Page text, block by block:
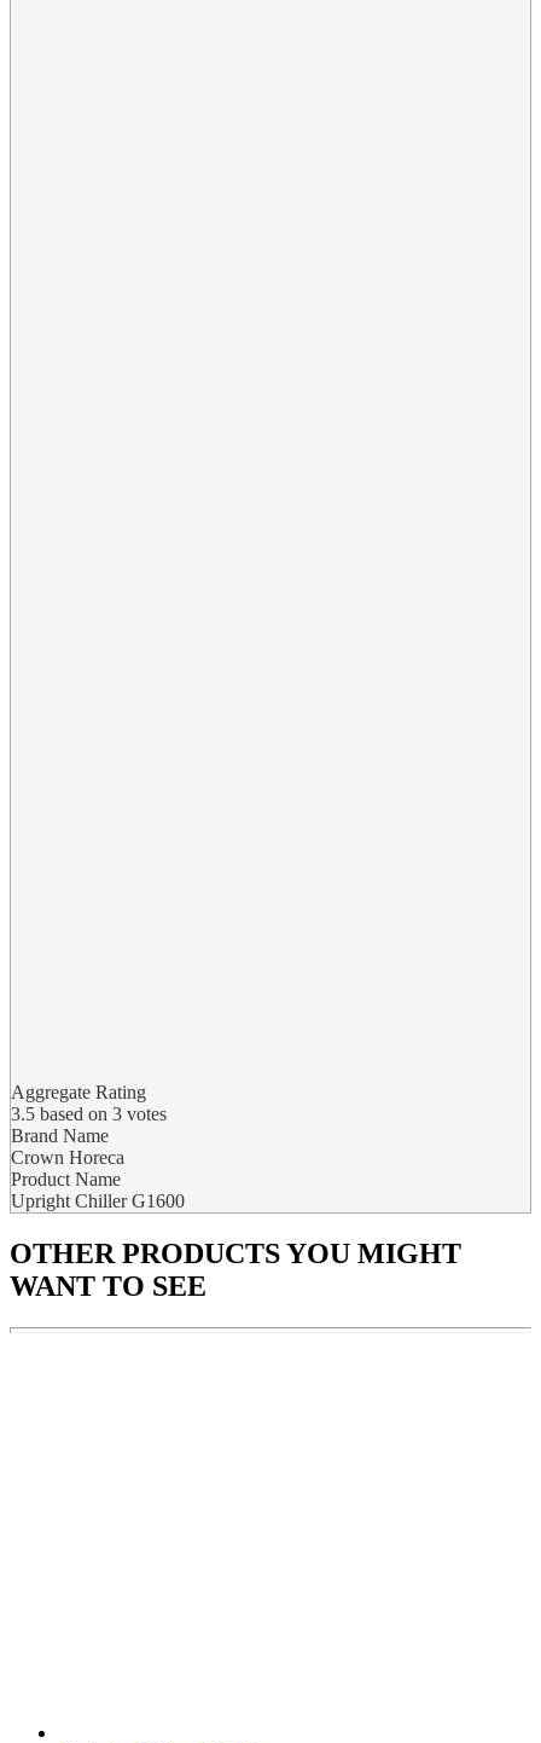
Aggregate Rating
3.5 based on 3 votes
Brand Name
Crown Horeca
Product Name
Upright Chiller G1600
OTHER PRODUCTSYOU MIGHT
WANT TO SEE